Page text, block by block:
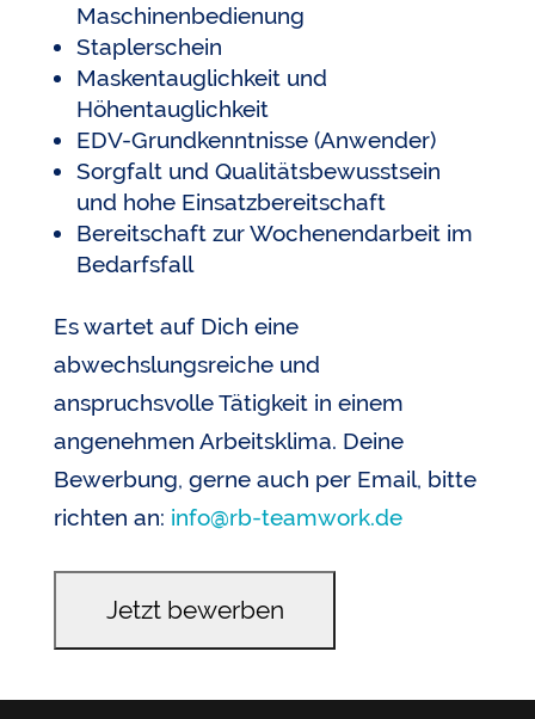
Maschinenbedienung
Staplerschein
Maskentauglichkeit und
Höhentauglichkeit
EDV-Grundkenntnisse (Anwender)
Sorgfalt und Qualitätsbewusstsein
und hohe Einsatzbereitschaft
Bereitschaft zur Wochenendarbeit im
Bedarfsfall
Es wartet auf Dich eine
abwechslungsreiche und
anspruchsvolle Tätigkeit in einem
angenehmen Arbeitsklima. Deine
Bewerbung, gerne auch per Email, bitte
richten an: info@rb-teamwork.de